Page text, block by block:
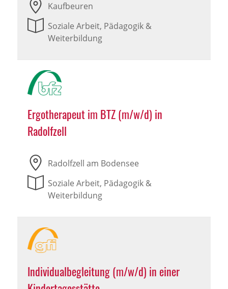
Kaufbeuren
Soziale Arbeit, Pädagogik &
Weiterbildung
Ergotherapeut im BTZ (m/w/d) in
Radolfzell
Radolfzell am Bodensee
Soziale Arbeit, Pädagogik &
Weiterbildung
Individualbegleitung (m/w/d) in einer